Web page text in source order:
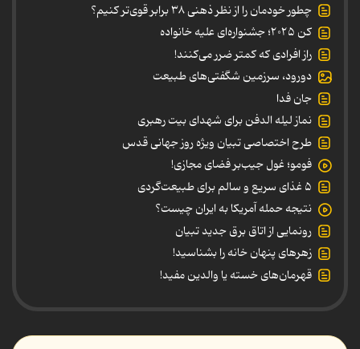
چطور خودمان را از نظر ذهنی ۳۸ برابر قوی‌تر کنیم؟
کن ۲۰۲۵؛ جشنواره‌ای علیه خانواده
راز افرادی که کمتر ضرر می‌کنند!
دورود، سرزمین شگفتی‌های طبیعت
جان فدا
نماز لیله الدفن برای شهدای بیت رهبری
طرح اختصاصی تبیان ویژه روز جهانی قدس
فومو؛ غول جیب‌بر فضای مجازی!
۵ غذای سریع و سالم برای طبیعت‌گردی
نتیجه حمله آمریکا به ایران چیست؟
رونمایی از اتاق برق جدید تبیان
زهرهای پنهان خانه را بشناسید!
قهرمان‌های خسته یا والدین مفید!